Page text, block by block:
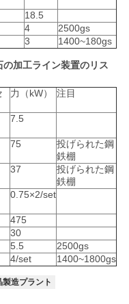
18.5
4
2500gs
3 1400~180gs
加工ライン装置のリス
力（kW） 注目
7.5
75
投げられた鋼
鉄棚
37
投げられた鋼
鉄棚
0.75×2/set
475
30
5.5
2500gs
4/set 1400~1800gs
造プラント